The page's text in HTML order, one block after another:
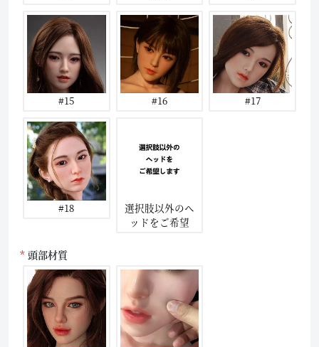
#15 #16 #17
#18
選択肢以外のヘ
ッドをご希望
頭部材質